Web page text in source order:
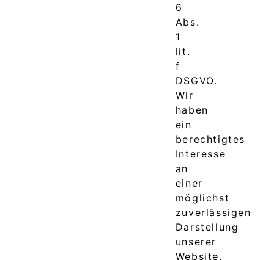
6
Abs.
1
lit.
f
DSGVO.
Wir
haben
ein
berechtigtes
Interesse
an
einer
möglichst
zuverlässigen
Darstellung
unserer
Website.